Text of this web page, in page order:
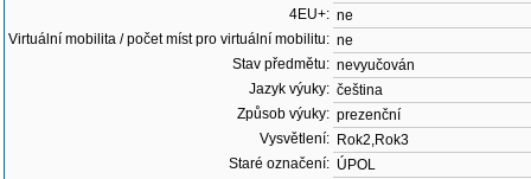
4EU+: ne
Virtuální mobilita / počet míst pro virtuální mobilitu: ne
Stav předmětu: nevyučován
Jazyk výuky: čeština
Způsob výuky: prezenční
Vysvětlení: Rok2,Rok3
Staré označení: ÚPOL